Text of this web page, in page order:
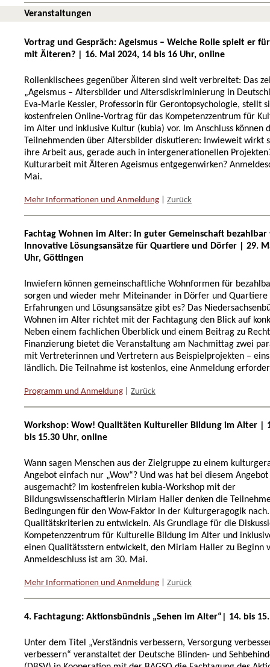
Veranstaltungen
Vortrag und Gespräch: Ageismus – Welche Rolle spielt er
mit Älteren? | 16. Mai 2024, 14 bis 16 Uhr, online
Rollenklischees gegenüber Älteren sind weit verbreitet: Das
„Ageismus – Altersbilder und Altersdiskriminierung in
Eva-Marie Kessler, Professorin für Gerontopsychologie, stellt
kostenfreien Online-Vortrag für das Kompetenzzentrum für
im Alter und inklusive Kultur (kubia) vor. Im Anschluss können
Teilnehmenden über Altersbilder diskutieren: Inwieweit wirkt
ihre Arbeit aus, gerade auch in intergenerationellen
Kulturarbeit mit Älteren Ageismus entgegenwirken?
Mai.
Mehr Informationen und Anmeldung Zurück
Fachtag Wohnen im Alter: In guter Gemeinschaft
Innovative Lösungsansätze für Quartiere und Dörfer | 29.
Uhr, Göttingen
Inwiefern können gemeinschaftliche Wohnformen für
sorgen und wieder mehr Miteinander in Dörfer und Quartiere
Erfahrungen und Lösungsansätze gibt es? Das
Wohnen im Alter richtet mit der Fachtagung den Blick auf
Neben einem fachlichen Überblick und einem Beitrag zu
Finanzierung bietet die Veranstaltung am Nachmittag zwei
mit Vertreterinnen und Vertretern aus Beispielprojekten –
ländlich. Die Teilnahme ist kostenlos, eine Anmeldung
Programm und Anmeldung Zurück
Workshop: Wow! Qualitäten Kultureller Bildung im Alter |
bis 15.30 Uhr, online
Wann sagen Menschen aus der Zielgruppe zu einem
Angebot einfach nur „Wow“? Und was hat bei diesem
ausgemacht? Im kostenfreien kubia-Workshop mit der
Bildungswissenschaftlerin Miriam Haller denken die
Bedingungen für den Wow-Faktor in der Kulturgeragogik
Qualitätskriterien zu entwickeln. Als Grundlage für die
Kompetenzzentrum für Kulturelle Bildung im Alter und
einen Qualitätsstern entwickelt, den Miriam Haller zu Beginn
Anmeldeschluss ist am 30. Mai.
Mehr Informationen und Anmeldung Zurück
4. Fachtagung: Aktionsbündnis „Sehen im Alter“| 14. bis
Unter dem Titel „Verständnis verbessern, Versorgung
verbessern“ veranstaltet der Deutsche Blinden- und